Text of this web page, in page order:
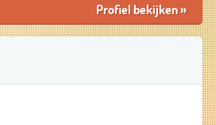
Profiel bekijken»